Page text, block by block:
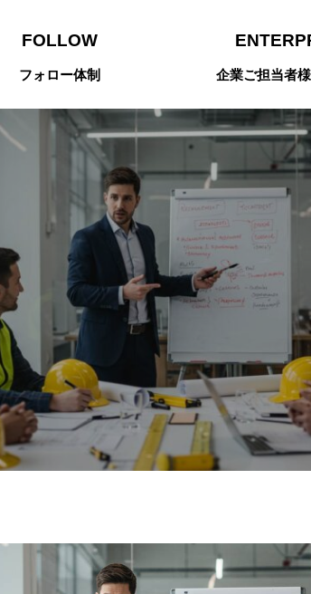
FOLLOW
フォロー体制 企業ご担当者